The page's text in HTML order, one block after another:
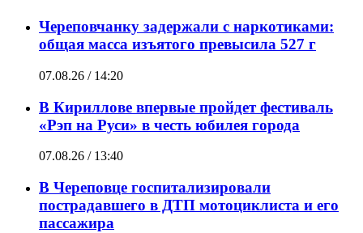
Череповчанку задержали с наркотиками:
общая масса изъятого превысила 527 г
07.08.26 / 14:20
В Кириллове впервые пройдет фестиваль
«Рэп на Руси» в честь юбилея города
07.08.26 / 13:40
В Череповце госпитализировали
пострадавшего в ДТП мотоциклиста и его
пассажира